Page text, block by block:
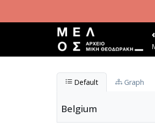
Default Graph
Belgium